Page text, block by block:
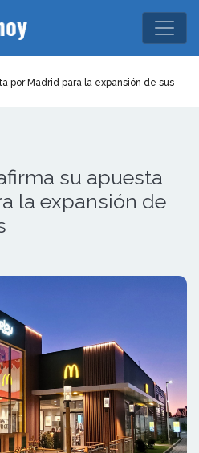
por Madrid para la expansión de sus
su apuesta
la expansión de